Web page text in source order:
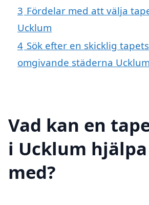
3 Fördelar med att välja
Ucklum
4 Sök efter en skicklig
omgivande städerna Ucklum
Vad kan en
i Ucklum
med?